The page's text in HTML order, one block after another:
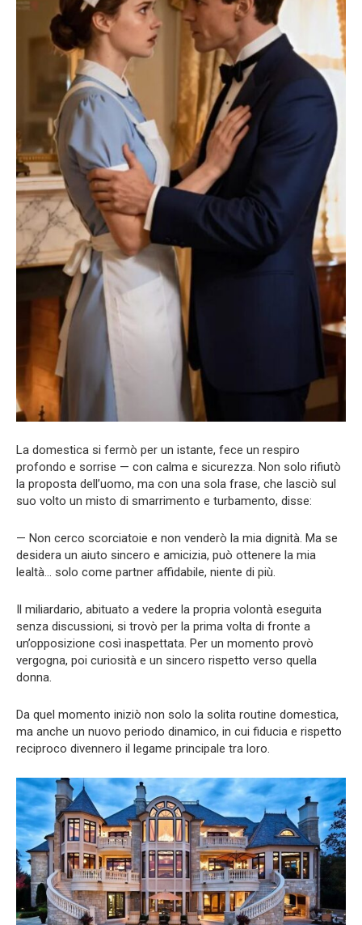
La domestica si fermò per un istante, fece un respiro
profondo e sorrise — con calma e sicurezza. Non solo rifiutò
la proposta dell’uomo, ma con una sola frase, che lasciò sul
suo volto un misto di smarrimento e turbamento, disse:
— Non cerco scorciatoie e non venderò la mia dignità. Ma se
desidera un aiuto sincero e amicizia, può ottenere la mia
lealtà… solo come partner affidabile, niente di più.
Il miliardario, abituato a vedere la propria volontà eseguita
senza discussioni, si trovò per la prima volta di fronte a
un’opposizione così inaspettata. Per un momento provò
vergogna, poi curiosità e un sincero rispetto verso quella
donna.
Da quel momento iniziò non solo la solita routine domestica,
ma anche un nuovo periodo dinamico, in cui fiducia e rispetto
reciproco divennero il legame principale tra loro.